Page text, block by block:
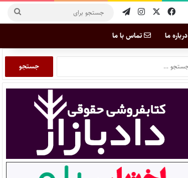
درباره ما تماس با ما